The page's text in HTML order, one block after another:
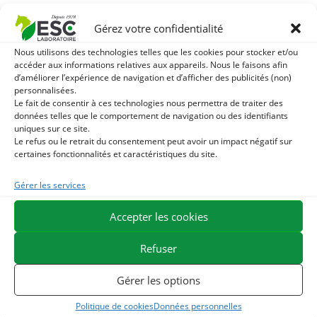
Gérez votre confidentialité
Nous utilisons des technologies telles que les cookies pour stocker et/ou
accéder aux informations relatives aux appareils. Nous le faisons afin
d’améliorer l’expérience de navigation et d’afficher des publicités (non)
personnalisées.
Le fait de consentir à ces technologies nous permettra de traiter des
données telles que le comportement de navigation ou des identifiants
uniques sur ce site.
Le refus ou le retrait du consentement peut avoir un impact négatif sur
certaines fonctionnalités et caractéristiques du site.
Gérer les services
Accepter les cookies
Refuser
Gérer les options
Politique de cookiesDonnées personnelles
Ils pourraient vous plaire
1 TERRE DE DIATOMEE - PARASITES EXTERNES CHEVAL
2
CHEVAL - ENRICHI EN VITAMINE B ET HUILE D'ONAGRE
3 JUS D'ALOE VERA - SOURCE DE NOMBREUX
NUTRIMENTS - BIEN-ÊTRE DIGESTIF CHEVAL
Un problème avec votre commande ?
Demande de rétractation